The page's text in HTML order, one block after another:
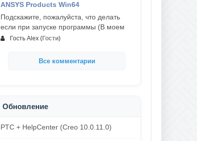
ANSYS Products Win64
Подскажите, пожалуйста, что делать
если при запуске программы (В моем
Гость Alex (Гости)
Все комментарии
Обновление
PTC + HelpCenter (Creo 10.0.11.0)